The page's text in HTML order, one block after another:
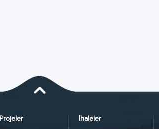
Projeler
İhaleler